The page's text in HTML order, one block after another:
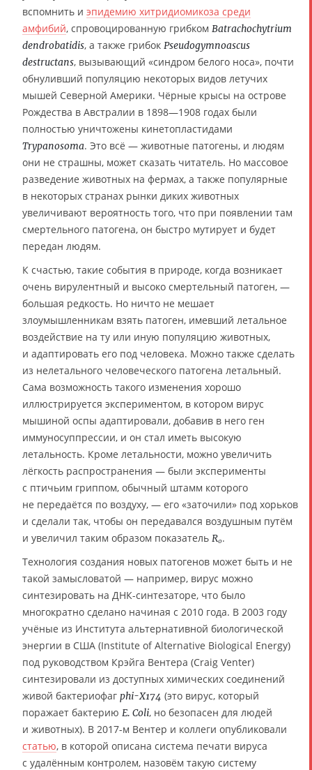
вспомнить и эпидемию хитридиомикоза среди
амфибий, спровоцированную грибком Batrachochytrium
dendrobatidis, а также грибок Pseudogymnoascus
destructans, вызывающий «синдром белого носа», почти
обнуливший популяцию некоторых видов летучих
мышей Северной Америки. Чёрные крысы на острове
Рождества в Австралии в 1898—1908 годах были
полностью уничтожены кинетопластидами
Trypanosoma. Это всё — животные патогены, и людям
они не страшны, может сказать читатель. Но массовое
разведение животных на фермах, а также популярные
в некоторых странах рынки диких животных
увеличивают вероятность того, что при появлении там
смертельного патогена, он быстро мутирует и будет
передан людям.
К счастью, такие события в природе, когда возникает
очень вирулентный и высоко смертельный патоген, —
большая редкость. Но ничто не мешает
злоумышленникам взять патоген, имевший летальное
воздействие на ту или иную популяцию животных,
и адаптировать его под человека. Можно также сделать
из нелетального человеческого патогена летальный.
Сама возможность такого изменения хорошо
иллюстрируется экспериментом, в котором вирус
мышиной оспы адаптировали, добавив в него ген
иммуносуппрессии, и он стал иметь высокую
летальность. Кроме летальности, можно увеличить
лёгкость распространения — были эксперименты
с птичьим гриппом, обычный штамм которого
не передаётся по воздуху, — его «заточили» под хорьков
и сделали так, чтобы он передавался воздушным путём
и увеличил таким образом показатель R0.
Технология создания новых патогенов может быть и не
такой замысловатой — например, вирус можно
синтезировать на ДНК-синтезаторе, что было
многократно сделано начиная с 2010 года. В 2003 году
учёные из Института альтернативной биологической
энергии в США (Institute of Alternative Biological Energy)
под руководством Крэйга Вентера (Craig Venter)
синтезировали из доступных химических соединений
живой бактериофаг phi-X174 (это вирус, который
поражает бактерию E. Coli, но безопасен для людей
и животных). В 2017-м Вентер и коллеги опубликовали
статью, в которой описана система печати вируса
с удалённым контролем, назовём такую систему